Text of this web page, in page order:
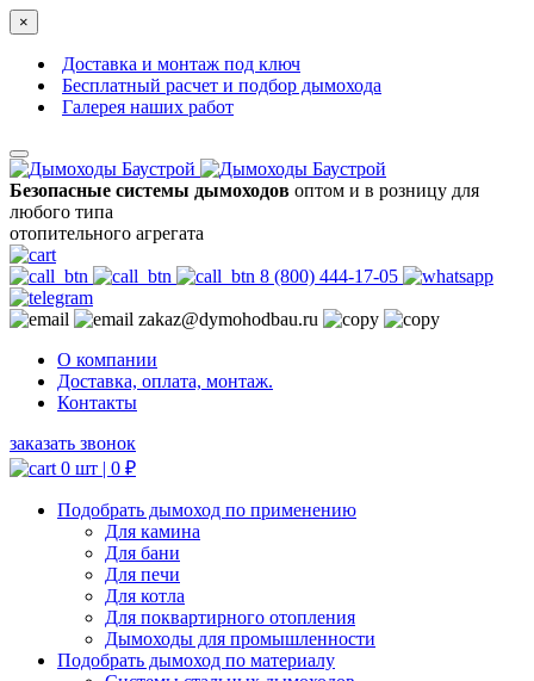
×
Доставка и монтаж под ключ
Бесплатный расчет и подбор дымохода
Галерея наших работ
Безопасные системы дымоходов оптом и в розницу для
любого типа
отопительного агрегата
8 (800) 444-17-05
zakaz@dymohodbau.ru
О компании
Доставка, оплата, монтаж.
Контакты
заказать звонок
0 шт | 0 ₽
Подобрать дымоход по применению
Для камина
Для бани
Для печи
Для котла
Для поквартирного отопления
Дымоходы для промышленности
Подобрать дымоход по материалу